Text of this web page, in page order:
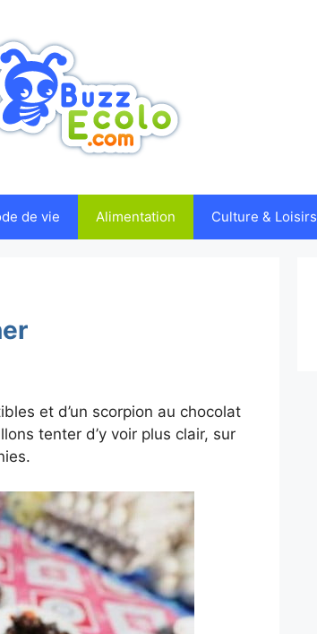
de vie Alimentation Culture & Loisirs
et d’un scorpion au chocolat
tenter d’y voir plus clair, sur